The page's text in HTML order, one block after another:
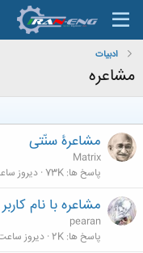
ادبیات
مشاعره
مشاعرۀ سنّتی
Matrix
پاسخ ها 73K دیروز ساعت
مشاعره با نام
pearan
پاسخ ها 2K دیروز ساعت